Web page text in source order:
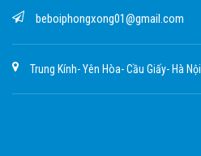
beboiphongxong01@gmail.com
Trung Kính- Yên Hòa- Cầu Giấy- Hà Nội